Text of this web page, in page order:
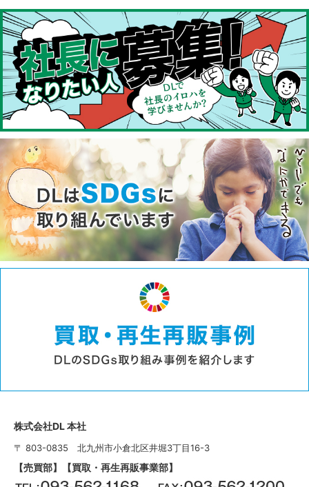
株式会社DL 本社
〒 803-0835 北九州市小倉北区井堀3丁目16-3
【売買部】【買取・再生再販事業部】